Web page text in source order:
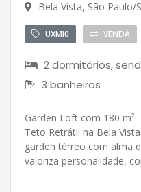
Bela Vista, São Paulo/
UXMI0 VENDA
2 dormitórios,
3 banheiros
Garden Loft com 180 m²
Teto Retrátil na Bela
garden térreo com alma
valoriza personalidade,